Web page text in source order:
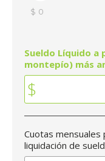
$ 0
Sueldo Líquido a
montepío) más
Cuotas
liquidación de